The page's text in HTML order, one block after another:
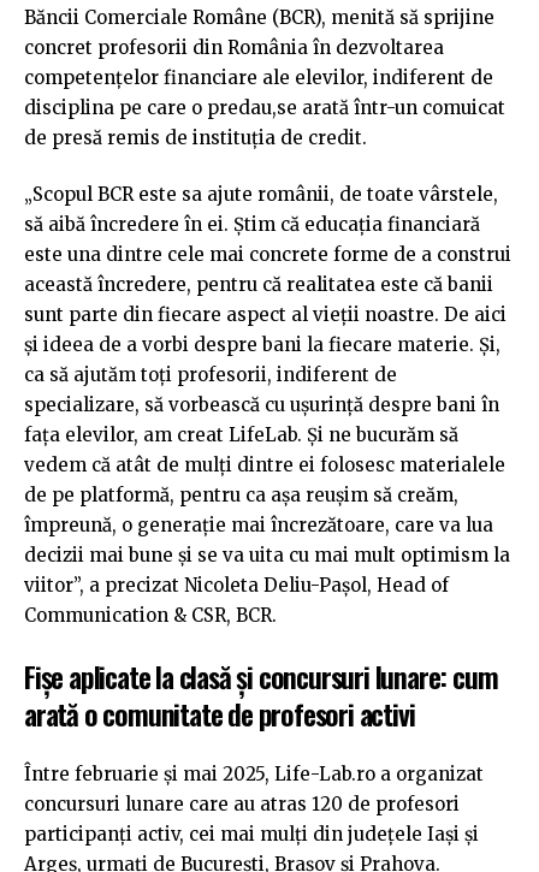
Băncii Comerciale Române (BCR), menită să sprijine
concret profesorii din România în dezvoltarea
competențelor financiare ale elevilor, indiferent de
disciplina pe care o predau,se arată într-un comuicat
de presă remis de instituția de credit.
„Scopul BCR este sa ajute românii, de toate vârstele,
să aibă încredere în ei. Știm că educația financiară
este una dintre cele mai concrete forme de a construi
această încredere, pentru că realitatea este că banii
sunt parte din fiecare aspect al vieții noastre. De aici
și ideea de a vorbi despre bani la fiecare materie. Și,
ca să ajutăm toți profesorii, indiferent de
specializare, să vorbească cu ușurință despre bani în
fața elevilor, am creat LifeLab. Și ne bucurăm să
vedem că atât de mulți dintre ei folosesc materialele
de pe platformă, pentru ca așa reușim să creăm,
împreună, o generație mai încrezătoare, care va lua
decizii mai bune și se va uita cu mai mult optimism la
viitor”, a precizat Nicoleta Deliu-Pașol, Head of
Communication & CSR, BCR.
Fișe aplicate la clasă și concursuri lunare: cum
arată o comunitate de profesori activi
Între februarie și mai 2025, Life-Lab.ro a organizat
concursuri lunare care au atras 120 de profesori
participanți activ, cei mai mulți din județele Iași și
Argeș, urmați de București, Brașov și Prahova.